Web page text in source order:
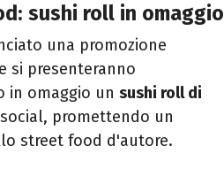
sushi roll in omaggio
una promozione
si presenteranno
in omaggio un sushi roll di
promettendo un
street food d'autore.